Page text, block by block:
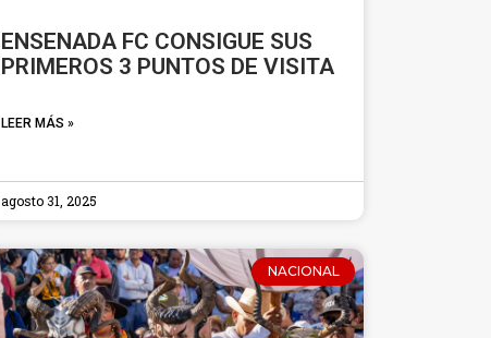
ENSENADA FC CONSIGUE SUS
PRIMEROS 3 PUNTOS DE VISITA
LEER MÁS »
agosto 31, 2025
NACIONAL